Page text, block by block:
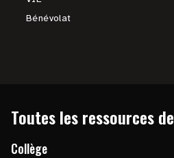
Bénévolat
Toutes les ressources de
Collège